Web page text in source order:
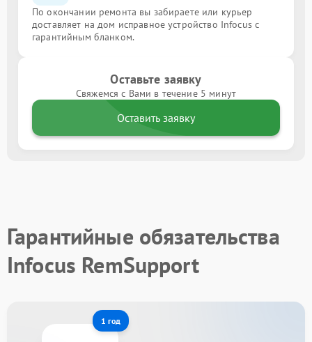
По окончании ремонта вы забираете или курьер
доставляет на дом исправное устройство Infocus с
гарантийным бланком.
Оставьте заявку
Свяжемся с Вами в течение 5 минут
Оставить заявку
Гарантийные обязательства
Infocus RemSupport
1 год